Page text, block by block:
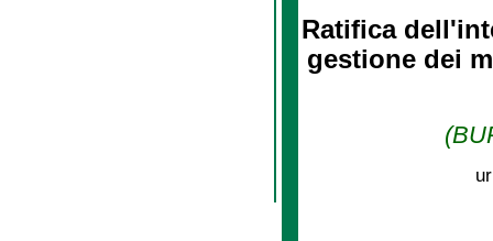
Ratifica
gestione dei